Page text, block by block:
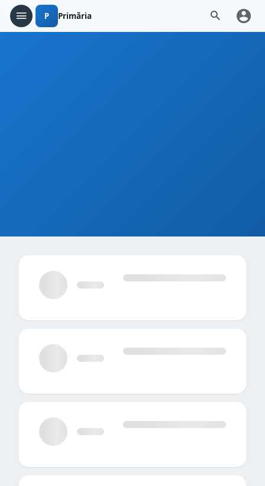
P Primăria